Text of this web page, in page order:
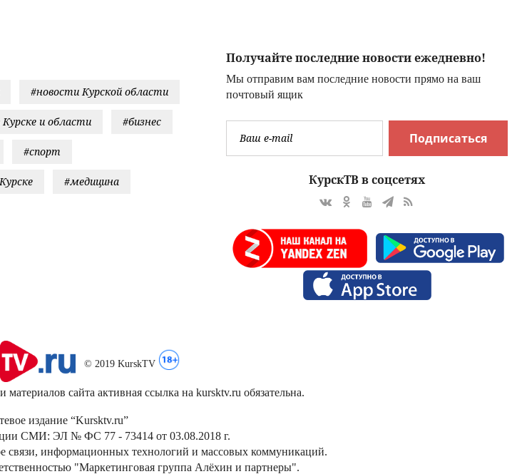
прямо сейчас
Получайте последние новости ежедневно!
Мы отправим вам последние новости прямо на ваш
почтовый ящик
Подписаться
КурскТВ в соцсетях
#новости Курской области
и области #бизнес
#спорт
#медицина
© 2019 KurskTV
сайта активная ссылка на kursktv.ru обязательна.
издание “Kursktv.ru”
СМИ: ЭЛ № ФС 77 - 73414 от 03.08.2018 г.
связи, информационных технологий и массовых коммуникаций.
"Маркетинговая группа Алёхин и партнеры".